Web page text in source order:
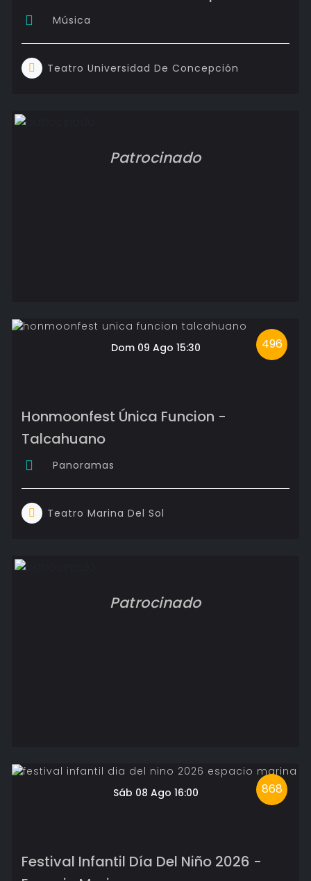
Música
Teatro Universidad De Concepción
Patrocinado
496
Dom 09 Ago 15:30
Honmoonfest Única Funcion -
Talcahuano
Panoramas
Teatro Marina Del Sol
Patrocinado
868
Sáb 08 Ago 16:00
Festival Infantil Día Del Niño 2026 -